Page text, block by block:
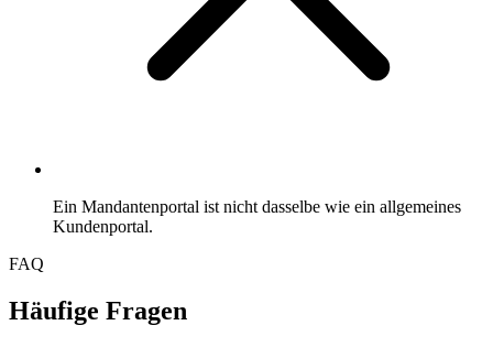
Ein Mandantenportal ist nicht dasselbe wie ein allgemeines
Kundenportal.
FAQ
Häufige Fragen